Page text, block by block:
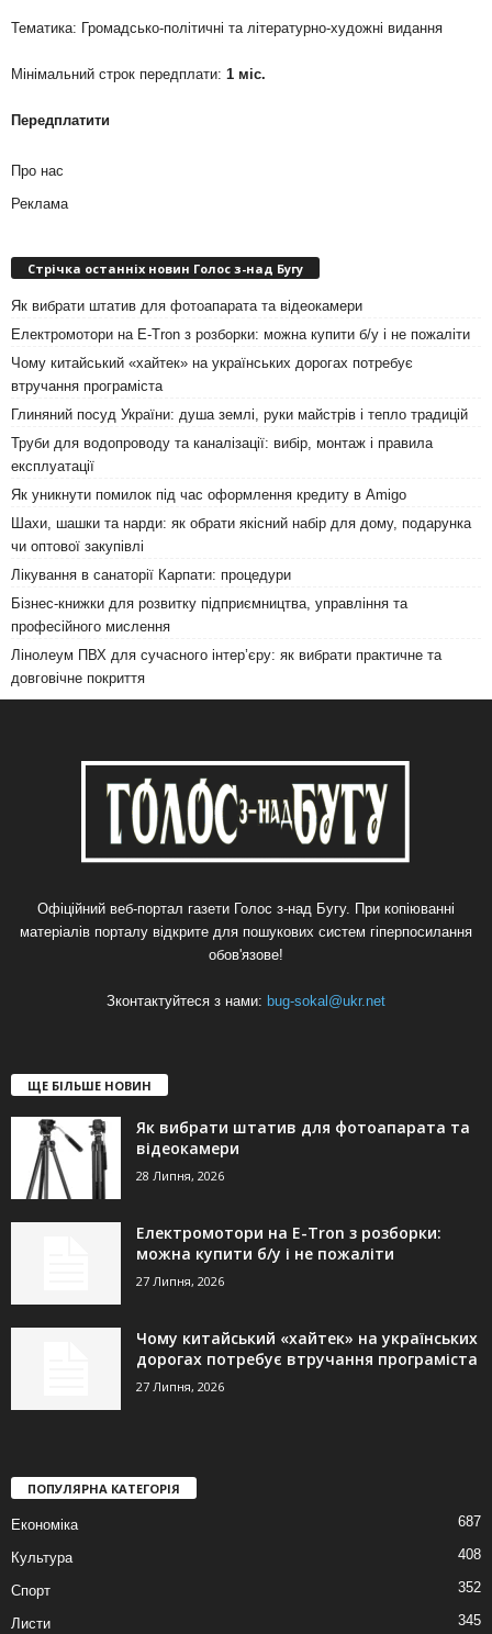
Тематика: Громадсько-політичні та літературно-художні видання
Мінімальний строк передплати: 1 міс.
Передплатити
Про нас
Реклама
Стрічка останніх новин Голос з-над Бугу
Як вибрати штатив для фотоапарата та відеокамери
Електромотори на E-Tron з розборки: можна купити б/у і не пожаліти
Чому китайський «хайтек» на українських дорогах потребує
втручання програміста
Глиняний посуд України: душа землі, руки майстрів і тепло традицій
Труби для водопроводу та каналізації: вибір, монтаж і правила
експлуатації
Як уникнути помилок під час оформлення кредиту в Amigo
Шахи, шашки та нарди: як обрати якісний набір для дому, подарунка
чи оптової закупівлі
Лікування в санаторії Карпати: процедури
Бізнес-книжки для розвитку підприємництва, управління та
професійного мислення
Лінолеум ПВХ для сучасного інтер’єру: як вибрати практичне та
довговічне покриття
Офіційний веб-портал газети Голос з-над Бугу. При копіюванні
матеріалів порталу відкрите для пошукових систем гіперпосилання
обов'язове!
Зконтактуйтеся з нами: bug-sokal@ukr.net
ЩЕ БІЛЬШЕ НОВИН
Як вибрати штатив для фотоапарата та
відеокамери
28 Липня, 2026
Електромотори на E-Tron з розборки:
можна купити б/у і не пожаліти
27 Липня, 2026
Чому китайський «хайтек» на українських
дорогах потребує втручання програміста
27 Липня, 2026
ПОПУЛЯРНА КАТЕГОРІЯ
Економіка 687
Культура 408
Спорт 352
Листи 345